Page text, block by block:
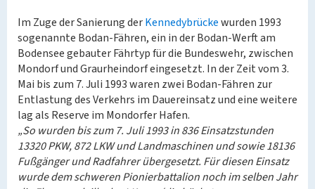
Im Zuge der Sanierung derKennedybrückewurden 1993
sogenannte Bodan-Fähren, ein in der Bodan-Werft am
Bodensee gebauter Fährtyp für die Bundeswehr, zwischen
Mondorf und Graurheindorf eingesetzt. In der Zeit vom 3.
Mai bis zum 7. Juli 1993 waren zwei Bodan-Fähren zur
Entlastung des Verkehrs im Dauereinsatz und eine weitere
lag als Reserve im Mondorfer Hafen.
„So wurden bis zum 7. Juli 1993 in 836 Einsatzstunden
13320 PKW, 872 LKW und Landmaschinen und sowie 18136
Fußgänger und Radfahrer übergesetzt. Für diesen Einsatz
wurde dem schweren Pionierbattalion noch im selben Jahr